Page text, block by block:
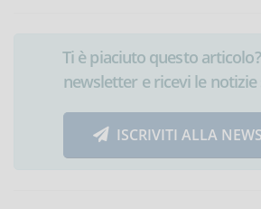
Ti è piaciuto questo
newsletter e ricevi le
ISCRIVITI ALLA